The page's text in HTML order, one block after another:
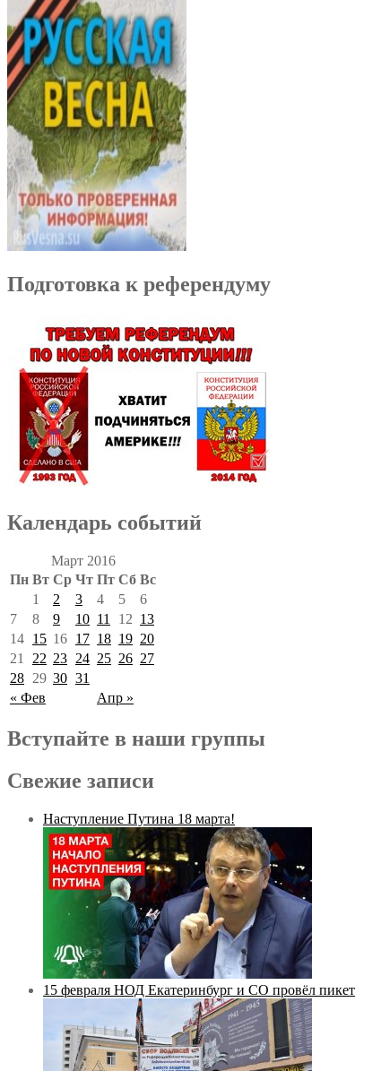
Подготовка к референдуму
Календарь событий
Март 2016
Пн Вт Ср Чт Пт Сб Вс
« Фев Апр »
1 2 3 4 5
6
7
8 9 10 11 12 13
14 15 16 17 18 19 20
21
22 23 24 25 26 27
28 29 30 31
Вступайте в наши группы
Свежие записи
Наступление Путина 18 марта!
15 февраля НОД Екатеринбург и СО провёл пикет